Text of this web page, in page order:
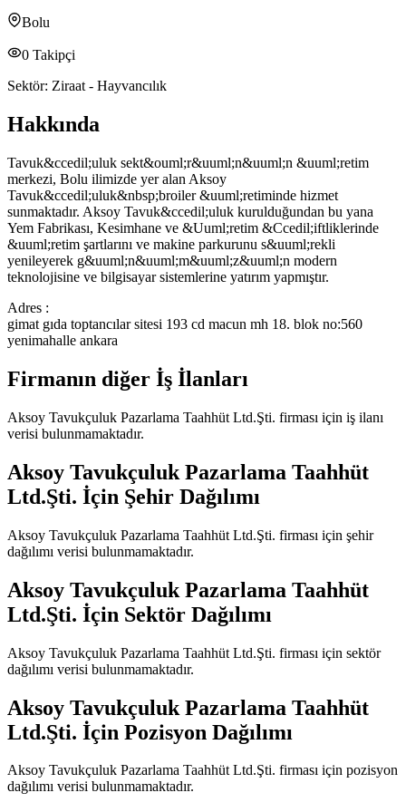
Bolu
0 Takipçi
Sektör: Ziraat - Hayvancılık
Hakkında
Tavuk&ccedil;uluk sekt&ouml;r&uuml;n&uuml;n &uuml;retim
merkezi, Bolu ilimizde yer alan Aksoy
Tavuk&ccedil;uluk&nbsp;broiler &uuml;retiminde hizmet
sunmaktadır. Aksoy Tavuk&ccedil;uluk kurulduğundan bu yana
Yem Fabrikası, Kesimhane ve &Uuml;retim &Ccedil;iftliklerinde
&uuml;retim şartlarını ve makine parkurunu s&uuml;rekli
yenileyerek g&uuml;n&uuml;m&uuml;z&uuml;n modern
teknolojisine ve bilgisayar sistemlerine yatırım yapmıştır.
Adres :
gimat gıda toptancılar sitesi 193 cd macun mh 18. blok no:560
yenimahalle ankara
Firmanın diğer İş İlanları
Aksoy Tavukçuluk Pazarlama Taahhüt Ltd.Şti. firması için iş ilanı
verisi bulunmamaktadır.
Aksoy Tavukçuluk Pazarlama Taahhüt
Ltd.Şti. İçin Şehir Dağılımı
Aksoy Tavukçuluk Pazarlama Taahhüt Ltd.Şti. firması için şehir
dağılımı verisi bulunmamaktadır.
Aksoy Tavukçuluk Pazarlama Taahhüt
Ltd.Şti. İçin Sektör Dağılımı
Aksoy Tavukçuluk Pazarlama Taahhüt Ltd.Şti. firması için sektör
dağılımı verisi bulunmamaktadır.
Aksoy Tavukçuluk Pazarlama Taahhüt
Ltd.Şti. İçin Pozisyon Dağılımı
Aksoy Tavukçuluk Pazarlama Taahhüt Ltd.Şti. firması için pozisyon
dağılımı verisi bulunmamaktadır.